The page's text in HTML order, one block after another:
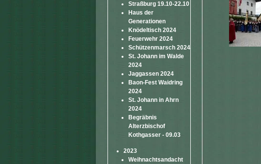
Straßburg 19.10-22.10
Haus der
Generationen
Knödeltisch 2024
Feuerwehr 2024
Schützenmarsch 2024
St. Johann im Walde
2024
Jaggassen 2024
Baon-Fest Waidring
2024
St. Johann in Ahrn
2024
Begräbnis
Alterzbischof
Kothgasser - 09.03
2023
Weihnachtsandacht